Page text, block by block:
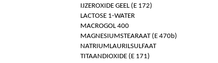
IJZEROXIDE GEEL (E 172)
LACTOSE 1-WATER
MACROGOL 400
MAGNESIUMSTEARAAT (E 470b)
NATRIUMLAURILSULFAAT
TITAANDIOXIDE (E 171)